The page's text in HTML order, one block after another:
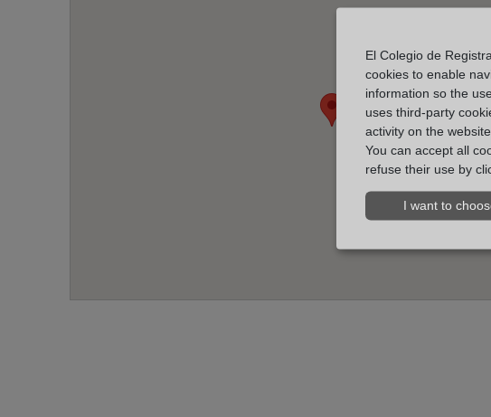
El Colegio de
cookies to enable
information so the
uses third-party
activity on the
You can accept all
refuse their use by
I want to